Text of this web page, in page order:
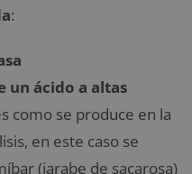
:
un ácido a altas
como se produce en la
en este caso se
(jarabe de sacarosa)